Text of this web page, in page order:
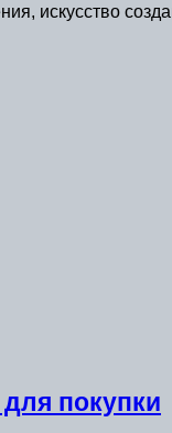
искусство
покупки